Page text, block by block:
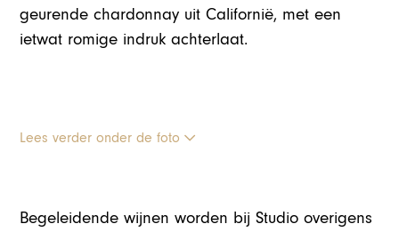
geurende chardonnay uit Californië, met een
ietwat romige indruk achterlaat.
Lees verder onder de foto
Begeleidende wijnen worden bij Studio overigens